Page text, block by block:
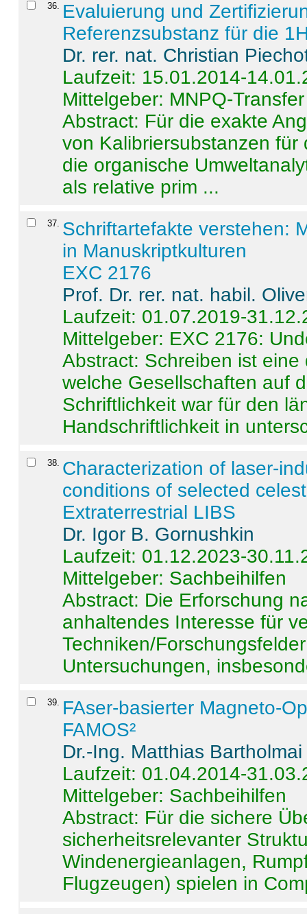
36. Evaluierung und
Referenzsubstanz für die
Dr. rer. nat. Christian
Laufzeit: 15.01.2014-
Mittelgeber: MNPQ-Transfer
Abstract: Für die exakte
von Kalibriersubstanzen
die organische
als relative prim ...
37. Schriftartefakte verstehen:
in Manuskriptkulturen
EXC 2176
Prof. Dr. rer. nat. habil.
Laufzeit: 01.07.2019-
Mittelgeber: EXC 2176:
Abstract: Schreiben ist
welche Gesellschaften auf
Schriftlichkeit war für den
Handschriftlichkeit in
38. Characterization of laser-
conditions of selected
Extraterrestrial LIBS
Dr. Igor B. Gornushkin
Laufzeit: 01.12.2023-
Mittelgeber: Sachbeihilfen
Abstract: Die Erforschung
anhaltendes Interesse für
Techniken/
Untersuchungen,
39. FAser-basierter Magneto-
FAMOS²
Dr.-Ing. Matthias Bartholmai
Laufzeit: 01.04.2014-
Mittelgeber: Sachbeihilfen
Abstract: Für die sichere
sicherheitsrelevanter
Windenergieanlagen,
Flugzeugen) spielen in